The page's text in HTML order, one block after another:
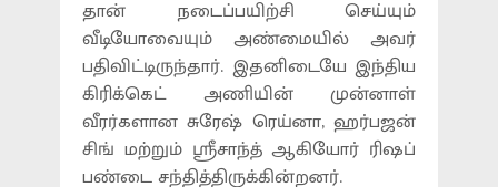
தான் நடைப்பயிற்சி செய்யும்
வீடியோவையும் அண்மையில் அவர்
பதிவிட்டிருந்தார். இதனிடையே இந்திய
கிரிக்கெட் அணியின் முன்னாள்
வீரர்களான சுரேஷ் ரெய்னா, ஹர்பஜன்
சிங் மற்றும் ஸ்ரீசாந்த் ஆகியோர் ரிஷப்
பண்டை சந்தித்திருக்கின்றனர்.